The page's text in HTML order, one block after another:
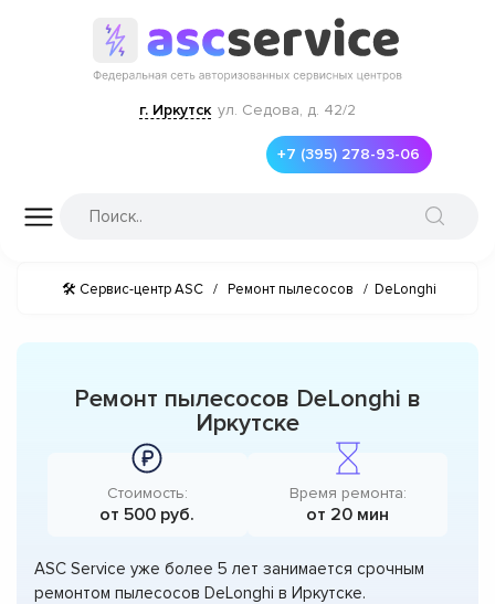
г. Иркутск ул. Седова, д. 42/2
+7 (395) 278-93-06
🛠 Сервис-центр ASC / Ремонт пылесосов / DeLonghi
Ремонт пылесосов DeLonghi в
Иркутске
Стоимость:
от 500 руб.
Время ремонта:
от 20 мин
ASC Service уже более 5 лет занимается срочным
ремонтом пылесосов DeLonghi в Иркутске.